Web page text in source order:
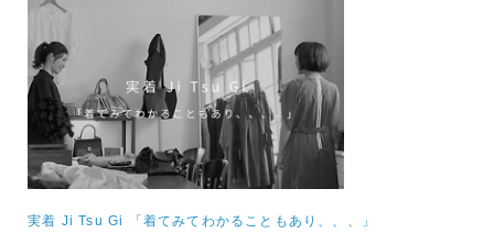
実着 Ji Tsu Gi 「着てみてわかることもあり、、、」